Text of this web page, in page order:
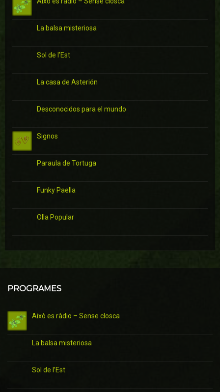
La balsa misteriosa
Sol de l’Est
La casa de Asterión
Desconocidos para el mundo
Signos
Paraula de Tortuga
Funky Paella
Olla Popular
PROGRAMES
Això es ràdio – Sense closca
La balsa misteriosa
Sol de l’Est